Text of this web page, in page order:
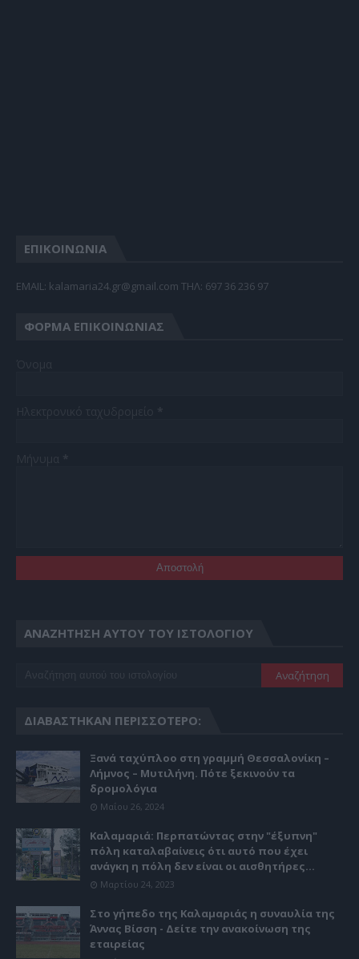
ΕΠΙΚΟΙΝΩΝΙΑ
EMAIL: kalamaria24.gr@gmail.com TΗΛ: 697 36 236 97
ΦΌΡΜΑ ΕΠΙΚΟΙΝΩΝΊΑΣ
ΑΝΑΖΉΤΗΣΗ ΑΥΤΟΎ ΤΟΥ ΙΣΤΟΛΟΓΊΟΥ
ΔΙΑΒΆΣΤΗΚΑΝ ΠΕΡΙΣΣΌΤΕΡΟ:
Ξανά ταχύπλοο στη γραμμή Θεσσαλονίκη –
Λήμνος – Μυτιλήνη. Πότε ξεκινούν τα
δρομολόγια
Μαΐου 26, 2024
Καλαμαριά: Περπατώντας στην "έξυπνη"
πόλη καταλαβαίνεις ότι αυτό που έχει
ανάγκη η πόλη δεν είναι οι αισθητήρες...
Μαρτίου 24, 2023
Στο γήπεδο της Καλαμαριάς η συναυλία της
Άννας Βίσση - Δείτε την ανακοίνωση της
εταιρείας